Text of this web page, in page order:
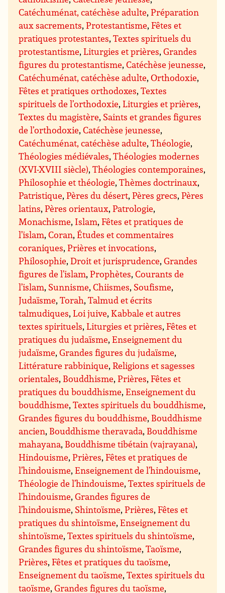
Catéchuménat, catéchèse adulte,Préparation
aux sacrements,Protestantisme,Fêtes et
pratiques protestantes,Textes spirituels du
protestantisme,Liturgies et prières,Grandes
figures du protestantisme,Catéchèse jeunesse,
Catéchuménat, catéchèse adulte,Orthodoxie,
Fêtes et pratiques orthodoxes,Textes
spirituels de l’orthodoxie,Liturgies et prières,
Textes du magistère, Saints et grandes figures
de l’orthodoxie,Catéchèse jeunesse,
Catéchuménat, catéchèse adulte,Théologie,
Théologies médiévales,Théologies modernes
(XVI-XVIII siècle),Théologies contemporaines,
Philosophie et théologie,Thèmes doctrinaux,
Patristique,Pères du désert,Pères grecs,Pères
latins,Pères orientaux,Patrologie,
Monachisme, Islam,Fêtes et pratiques de
l’islam,Coran,Études et commentaires
coraniques,Prières et invocations,
Philosophie,Droit et jurisprudence,Grandes
figures de l’islam,Prophètes,Courants de
l’islam, Sunnisme,Chiismes, Soufisme,
Judaïsme,Torah,Talmud et écrits
talmudiques,Loi juive,Kabbale et autres
textes spirituels,Liturgies et prières,Fêtes et
pratiques du judaïsme,Enseignement du
judaïsme,Grandes figures du judaïsme,
Littérature rabbinique,Religions et sagesses
orientales, Bouddhisme,Prières,Fêtes et
pratiques du bouddhisme,Enseignement du
bouddhisme,Textes spirituels du bouddhisme,
Grandes figures du bouddhisme, Bouddhisme
ancien, Bouddhisme theravada, Bouddhisme
mahayana, Bouddhisme tibétain (vajrayana),
Hindouisme,Prières,Fêtes et pratiques de
l’hindouisme,Enseignement de l’hindouisme,
Théologie de l’hindouisme,Textes spirituels de
l’hindouisme,Grandes figures de
l’hindouisme, Shintoïsme,Prières,Fêtes et
pratiques du shintoïsme,Enseignement du
shintoïsme,Textes spirituels du shintoïsme,
Grandes figures du shintoïsme,Taoïsme,
Prières,Fêtes et pratiques du taoïsme,
Enseignement du taoïsme,Textes spirituels du
taoïsme,Grandes figures du taoïsme,